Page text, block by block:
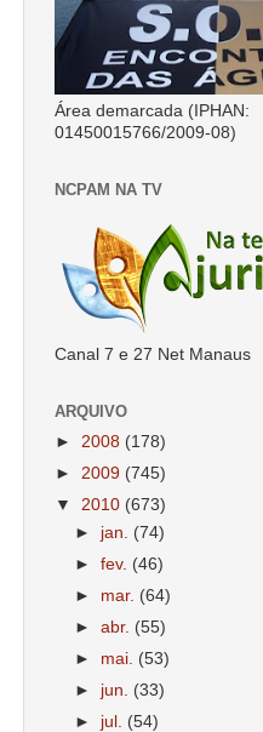
Área demarcada (IPHAN:
01450015766/2009-08)
NCPAM NA TV
Canal 7 e 27 Net Manaus
ARQUIVO
► 2008 (178)
► 2009 (745)
▼ 2010 (673)
► jan. (74)
►fev. (46)
► mar. (64)
►abr. (55)
► mai. (53)
► jun. (33)
► jul. (54)